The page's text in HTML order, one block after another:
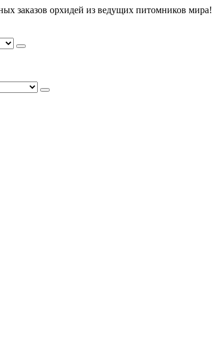
заказов орхидей из ведущих питомников мира!